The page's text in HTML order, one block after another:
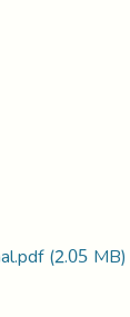
(2.05 MB)